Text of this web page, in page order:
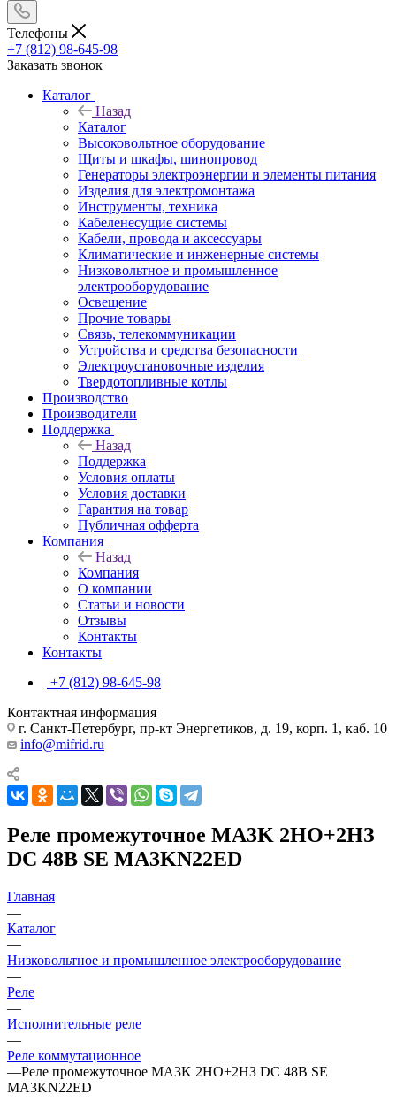
Телефоны
+7 (812) 98-645-98
Заказать звонок
Каталог
Назад
Каталог
Высоковольтное оборудование
Щиты и шкафы, шинопровод
Генераторы электроэнергии и элементы питания
Изделия для электромонтажа
Инструменты, техника
Кабеленесущие системы
Кабели, провода и аксессуары
Климатические и инженерные системы
Низковольтное и промышленное
электрооборудование
Освещение
Прочие товары
Связь, телекоммуникации
Устройства и средства безопасности
Электроустановочные изделия
Твердотопливные котлы
Производство
Производители
Поддержка
Назад
Поддержка
Условия оплаты
Условия доставки
Гарантия на товар
Публичная офферта
Компания
Назад
Компания
О компании
Статьи и новости
Отзывы
Контакты
Контакты
+7 (812) 98-645-98
Контактная информация
г. Санкт-Петербург, пр-кт Энергетиков, д. 19, корп. 1, каб. 10
info@mifrid.ru
Реле промежуточное MA3K 2НО+2НЗ
DC 48В SE MA3KN22ED
Главная
—
Каталог
—
Низковольтное и промышленное электрооборудование
—
Реле
—
Исполнительные реле
—
Реле коммутационное
—Реле промежуточное MA3K 2НО+2НЗ DC 48В SE
MA3KN22ED